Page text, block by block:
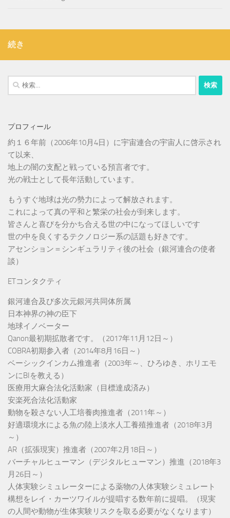
続き
検
索:
プロフィール
約１６年前（2006年10月4日）に宇宙連合の宇宙人に啓示され
て以来、
地上の闇の支配と戦っている預言者です。
光の戦士として長年活動しています。
もうすぐ地球は光の勢力によって解放されます。
これによって真の平和と繁栄の社会が到来します。
皆さんと喜びを分かち合える世の中になってほしいです
世の中を良くするテクノロジー系の話題も好きです。
アセンション＝シンギュラリティ後の社会（銀河連合の使者
談）
ETコンタクティ
銀河連合及び多次元銀河共同体所属
日本神界の神の臣下
地球イノベーター
Qanon最初期拡散者です。（2017年11月12日～）
COBRA初期参入者（2014年8月16日～）
ベーシックインカム推進者（2003年～、ひろゆき、ホリエモ
ンにBIを教える）
医療用大麻合法化活動家（目標達成済み）
安楽死合法化活動家
動物を殺さない人工培養肉推進者（2011年～）
好適環境水による魚の陸上淡水人工養殖推進者（2018年3月
～）
AR（拡張現実）推進者（2007年2月18日～）
バーチャルヒューマン（デジタルヒューマン）推進（2018年3
月26日～）
人体実験シミュレーターによる薬物の人体実験シミュレート
構想をレイ・カーツワイルが提唱する数年前に提唱。（現実
の人間や動物が生体実験リスクを取る必要がなくなります）